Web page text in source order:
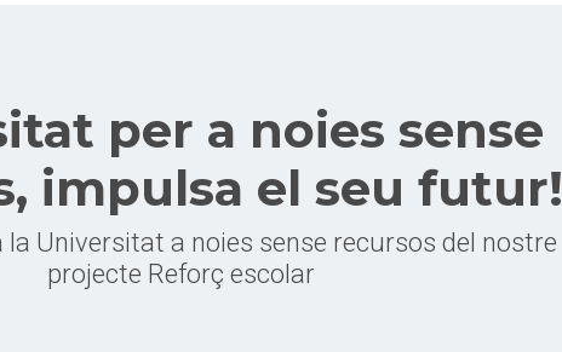
per a noies sense
impulsa el seu futur!
la Universitat a noies sense recursos del nostre
projecte Reforç escolar